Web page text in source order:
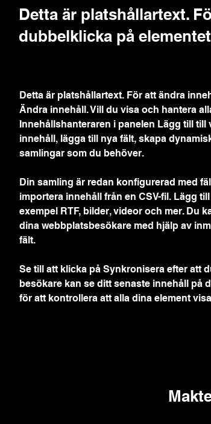
Detta är platshållartext.
dubbelklicka på
Detta är platshållartext. För att ändra
Ändra innehåll. Vill du visa och hantera
Innehållshanteraren i panelen Lägg till
innehåll, lägga till nya fält, skapa
samlingar som du behöver.
Din samling är redan konfigurerad med
importera innehåll från en CSV-fil. Lägg
exempel RTF, bilder, videor och mer. Du
dina webbplatsbesökare med hjälp av
fält.
Se till att klicka på Synkronisera efter att
besökare kan se ditt senaste innehåll på
för att kontrollera att alla dina element